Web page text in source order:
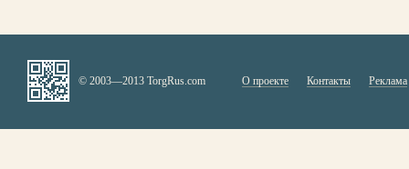
© 2003—2013 TorgRus.com О проекте Контакты Реклама